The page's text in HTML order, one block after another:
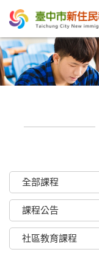
全部課程
課程公告
社區教育課程